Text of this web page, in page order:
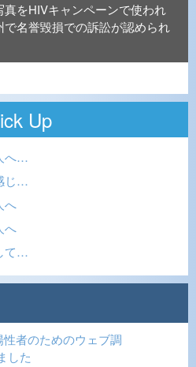
をHIVキャンペーンで使われ
名誉毀損での訴訟が認められ
Up
へ…
じ…
へ
へ
て…
者のためのウェブ調
した